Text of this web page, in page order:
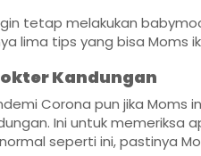
tetap melakukan
lima tips yang bisa Moms
Kandungan
Corona pun jika Moms
Ini untuk memeriksa
seperti ini, pastinya